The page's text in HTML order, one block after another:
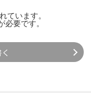
ています。
必要です。